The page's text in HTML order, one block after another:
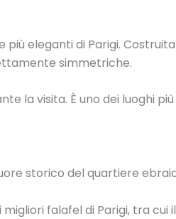
eleganti di Parigi.
simmetriche.
la visita. È uno dei luoghi
storico del quartiere
falafel di Parigi, tra cui il